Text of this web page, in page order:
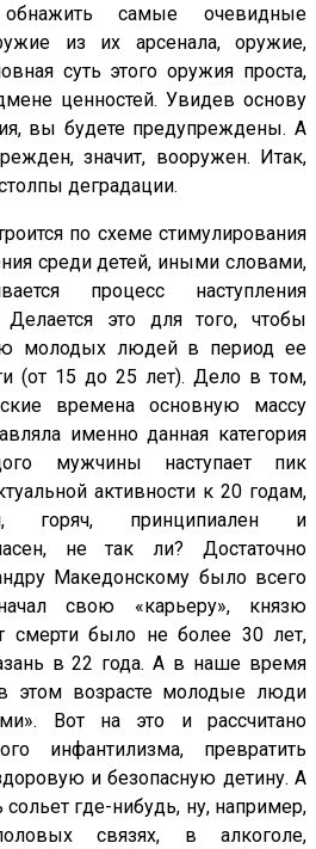
самые очевидные
из их арсенала, оружие,
суть этого оружия проста,
ценностей. Увидев основу
вы будете предупреждены. А
значит, вооружен. Итак,
деградации.
по схеме стимулирования
среди детей, иными словами,
процесс наступления
Делается это для того, чтобы
молодых людей в период ее
(от 15 до 25 лет). Дело в том,
времена основную массу
именно данная категория
мужчины наступает пик
активности к 20 годам,
горяч, принципиален и
не так ли? Достаточно
Македонскому было всего
свою «карьеру», князю
смерти было не более 30 лет,
в 22 года. А в наше время
этом возрасте молодые люди
Вот на это и рассчитано
инфантилизма, превратить
и безопасную детину. А
где-нибудь, ну, например,
связях, в алкоголе,